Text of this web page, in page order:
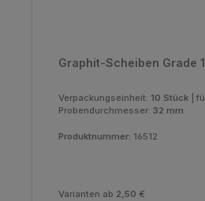
Graphit-Scheiben Grade 1
Verpackungseinheit: 10 Stück
Probendurchmesser: 32 mm
Produktnummer: 16512
Varianten ab 2,50 €